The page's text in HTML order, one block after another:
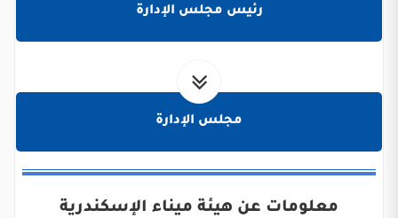
رئيس مجلس الإدارة
مجلس الإدارة
معلومات عن هيئة ميناء الإسكندرية